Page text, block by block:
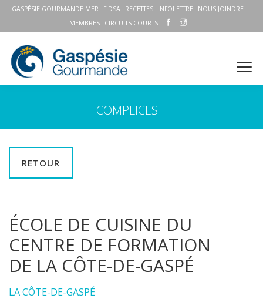
GASPÉSIE GOURMANDE MER FIDSA RECETTES INFOLETTRE
NOUS JOINDRE
MEMBRES
CIRCUITS COURTS
COMPLICES
RETOUR
ÉCOLE DE CUISINE DU
CENTRE DE FORMATION
DE LA CÔTE-DE-GASPÉ
LA CÔTE-DE-GASPÉ